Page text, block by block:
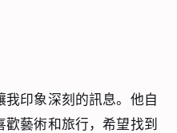
印象深刻的訊息。他自
藝術和旅行，希望找到